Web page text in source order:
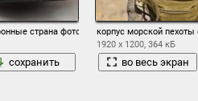
страна фотоаппарат пластиковый
сохранить
корпус морской
1920 x 1200, 364 кБ
во весь экран